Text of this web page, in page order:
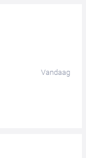
Vandaag